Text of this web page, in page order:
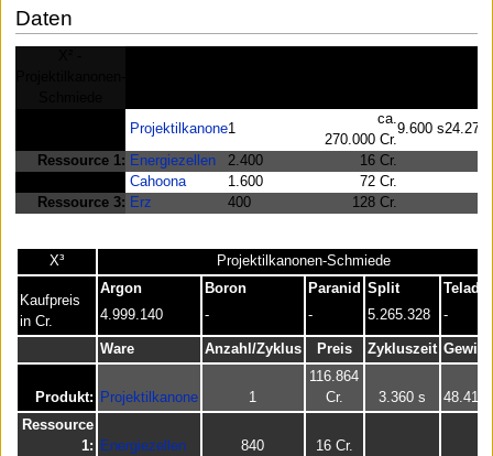
Daten
Projektilkanone1
ca.
270.000 Cr.
9.600 s24.270
Ressource 1: Energiezellen 2.400
16 Cr.
Cahoona 1.600
72 Cr.
Ressource 3: Erz 400 128 Cr.
X³ Projektilkanonen-Schmiede
Kaufpreis
in Cr.
Argon
4.999.140
Boron
-
Paranid
-
Split
5.265.328
Teladi
-
Ware Anzahl/Zyklus Preis Zykluszeit
Produkt: Projektilkanone 1
116.864
Cr.
3.360 s
48.411
Ressource
1:
Energiezellen 840
16 Cr.